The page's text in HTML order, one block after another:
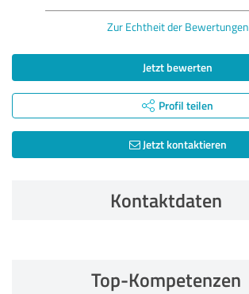
Zur Echtheit der Bewertungen
Jetzt bewerten
Profil teilen
Jetzt kontaktieren
Kontaktdaten
Top-Kompetenzen